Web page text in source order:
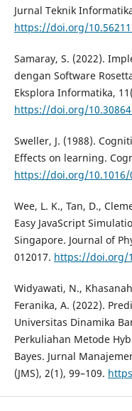
Jurnal Teknik
https://doi.org/
Samaray, S. (2022).
dengan Software
Eksplora Informatika,
https://doi.org/
Sweller, J. (1988).
Effects on learning.
https://doi.org/10.1016/
Wee, L. K., Tan, D.,
Easy JavaScript
Singapore. Journal of
012017. https://doi.org/
Widyawati, N.,
Feranika, A. (2022).
Universitas Dinamika
Perkuliahan Metode
Bayes. Jurnal
(JMS), 2(1), 99–109.